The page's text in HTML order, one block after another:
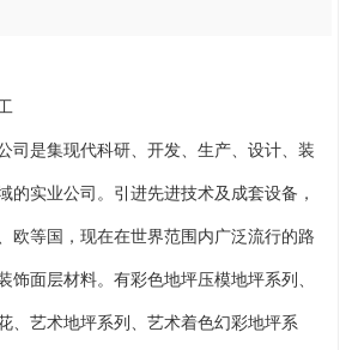
司是集现代科研、开发、生产、设计、装
的实业公司。引进先进技术及成套设备，
欧等国，现在在世界范围内广泛流行的路
饰面层材料。有彩色地坪压模地坪系列、
、艺术地坪系列、艺术着色幻彩地坪系